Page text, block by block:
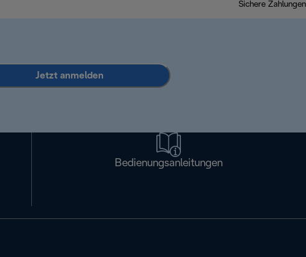
Sichere Zahlungen
Jetzt anmelden
Bedienungsanleitungen